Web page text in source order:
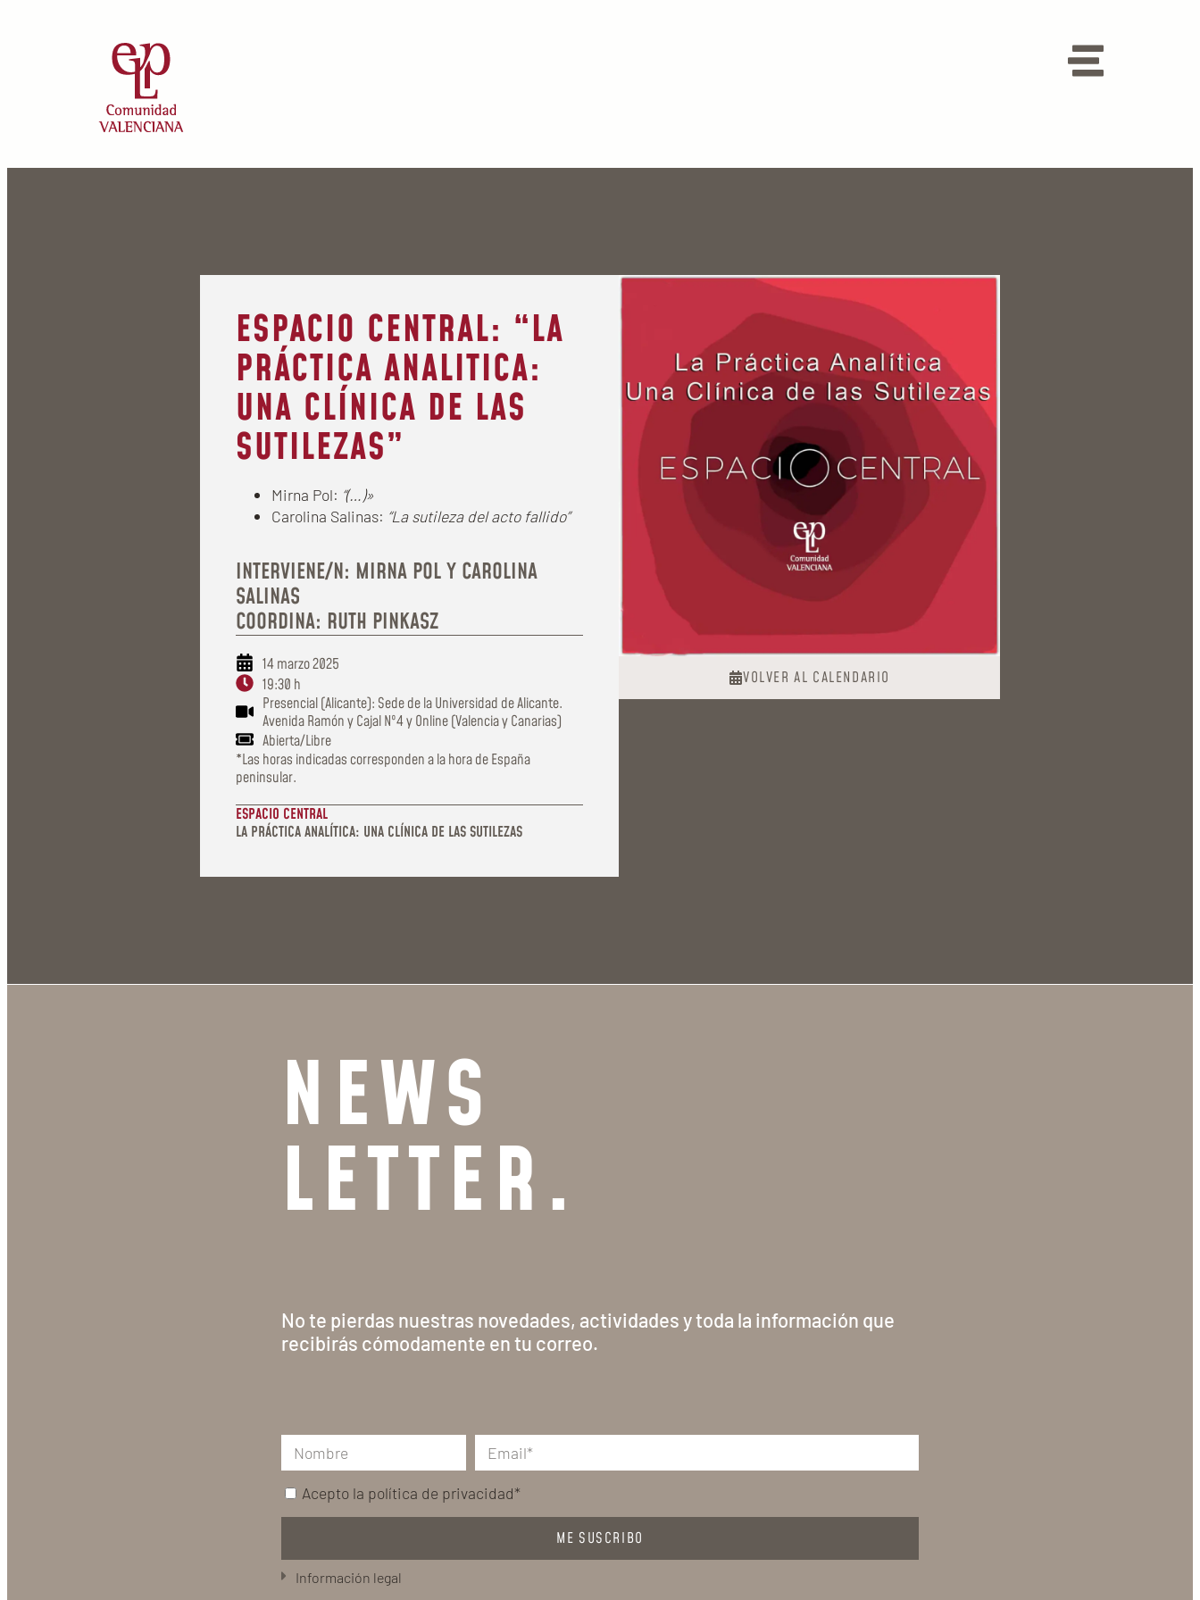
VOLVER AL CALENDARIO
ESPACIO CENTRAL: “LA
PRÁCTICA ANALITICA:
UNA CLÍNICA DE LAS
SUTILEZAS”
Mirna Pol: “(…)»
Carolina Salinas: “La sutileza del acto fallido”
INTERVIENE/N: MIRNA POL Y CAROLINA
SALINAS
COORDINA: RUTH PINKASZ
14 marzo 2025
19:30 h
Presencial (Alicante): Sede de la Universidad de Alicante.
Avenida Ramón y Cajal Nº4 y Online (Valencia y Canarias)
Abierta/Libre
*Las horas indicadas corresponden a la hora de España
peninsular.
ESPACIO CENTRAL
LA PRÁCTICA ANALÍTICA: UNA CLÍNICA DE LAS SUTILEZAS
NEWS
LETTER.
No te pierdas nuestras novedades, actividades y toda la información que
recibirás cómodamente en tu correo.
Acepto la política de privacidad*
ME SUSCRIBO
Información legal